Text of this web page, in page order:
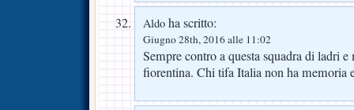
Aldo ha scritto:
Giugno 28th, 2016 alle 11:02
Sempre contro a questa squadra di ladri
fiorentina. Chi tifa Italia non ha memoria